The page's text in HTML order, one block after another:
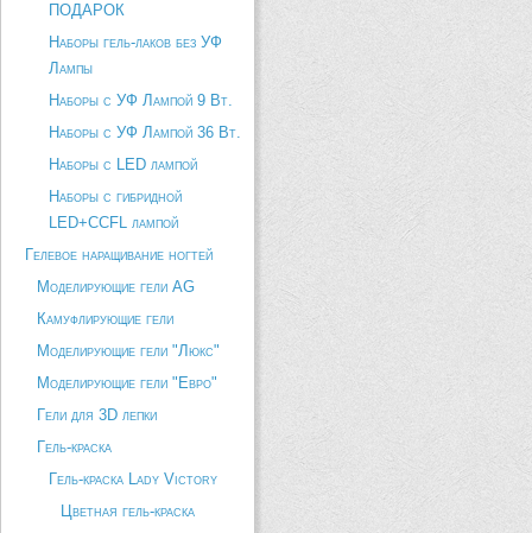
ПОДАРОК
Наборы гель-лаков без УФ
Лампы
Наборы с УФ Лампой 9 Вт.
Наборы с УФ Лампой 36 Вт.
Наборы с LED лампой
Наборы с гибридной
LED+CCFL лампой
Гелевое наращивание ногтей
Моделирующие гели AG
Камуфлирующие гели
Моделирующие гели "Люкс"
Моделирующие гели "Евро"
Гели для 3D лепки
Гель-краска
Гель-краска Lady Victory
Цветная гель-краска